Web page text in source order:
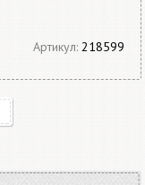
Артикул: 218599